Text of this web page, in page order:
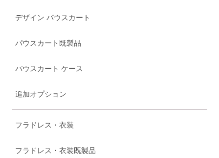
デザイン パウスカート
パウスカート既製品
パウスカート ケース
追加オプション
フラドレス・衣装
フラドレス・衣装既製品